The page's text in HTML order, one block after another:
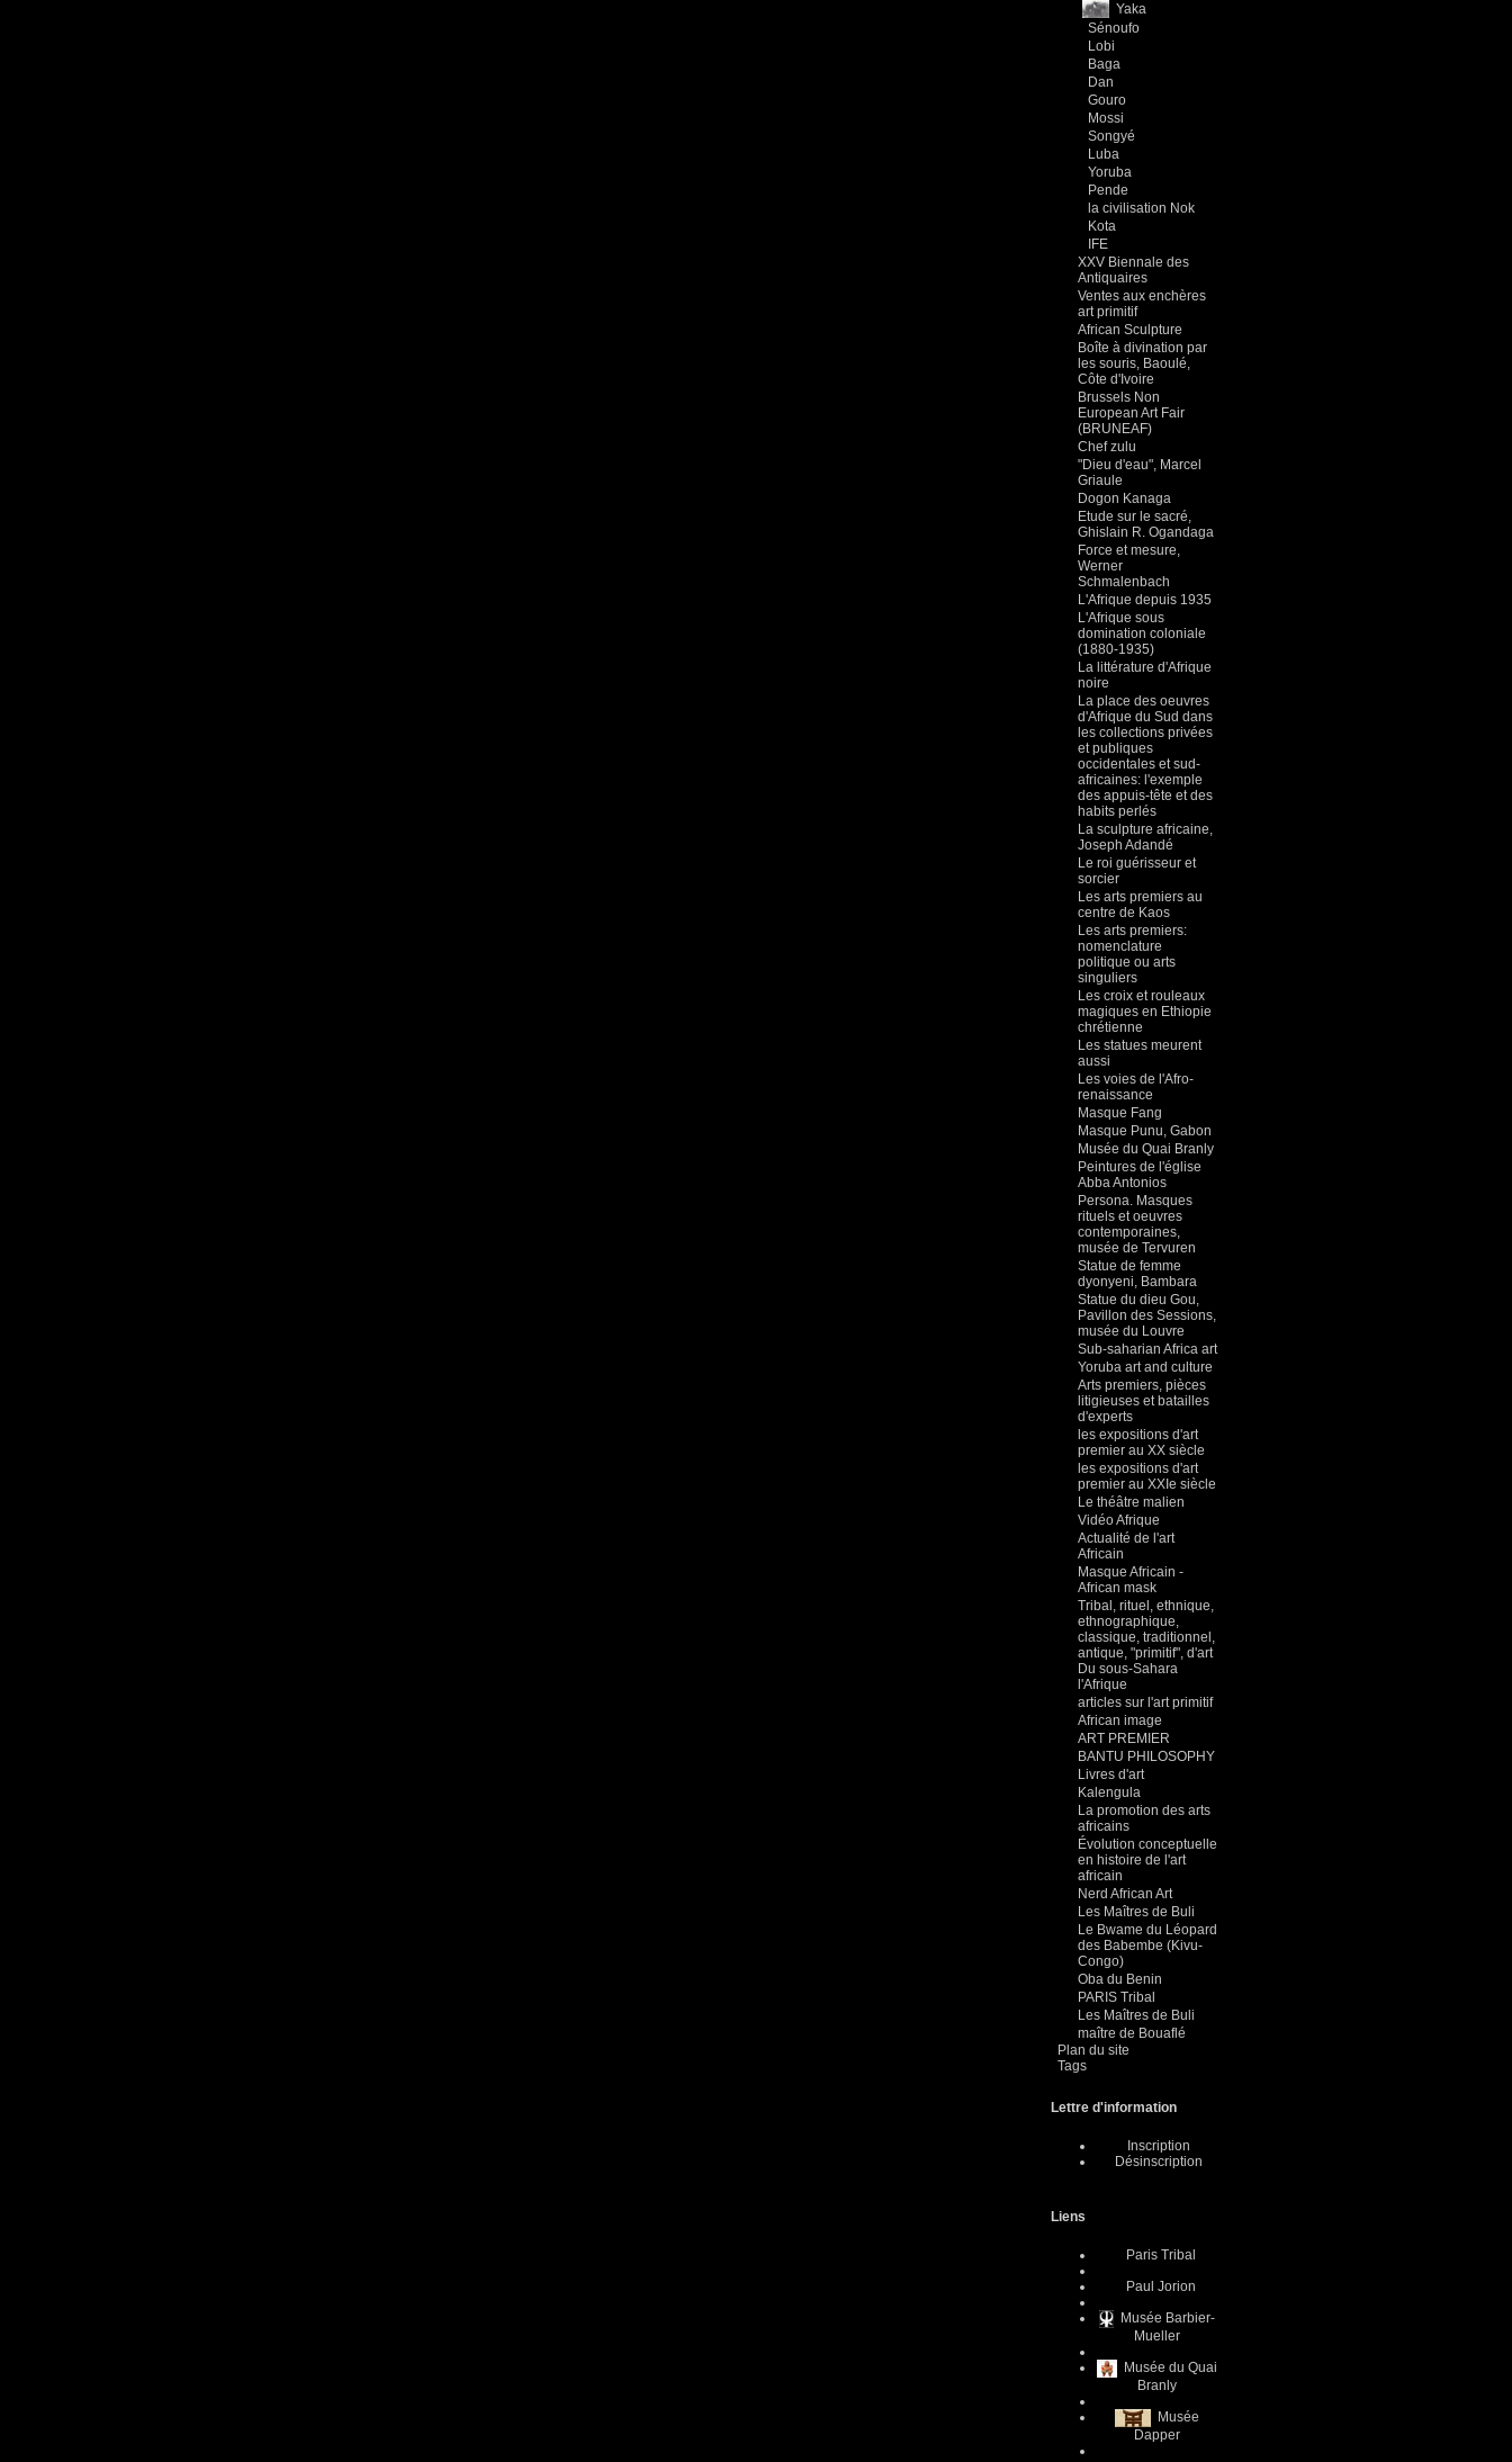
Yaka
Sénoufo
Lobi
Baga
Dan
Gouro
Mossi
Songyé
Luba
Yoruba
Pende
la civilisation Nok
Kota
IFE
XXV Biennale des
Antiquaires
Ventes aux enchères
art primitif
African Sculpture
Boîte à divination par
les souris, Baoulé,
Côte d'Ivoire
Brussels Non
European Art Fair
(BRUNEAF)
Chef zulu
"Dieu d'eau", Marcel
Griaule
Dogon Kanaga
Etude sur le sacré,
Ghislain R. Ogandaga
Force et mesure,
Werner
Schmalenbach
L'Afrique depuis 1935
L'Afrique sous
domination coloniale
(1880-1935)
La littérature d'Afrique
noire
La place des oeuvres
d'Afrique du Sud dans
les collections privées
et publiques
occidentales et sud-
africaines: l'exemple
des appuis-tête et des
habits perlés
La sculpture africaine,
Joseph Adandé
Le roi guérisseur et
sorcier
Les arts premiers au
centre de Kaos
Les arts premiers:
nomenclature
politique ou arts
singuliers
Les croix et rouleaux
magiques en Ethiopie
chrétienne
Les statues meurent
aussi
Les voies de l'Afro-
renaissance
Masque Fang
Masque Punu, Gabon
Musée du Quai Branly
Peintures de l'église
Abba Antonios
Persona. Masques
rituels et oeuvres
contemporaines,
musée de Tervuren
Statue de femme
dyonyeni, Bambara
Statue du dieu Gou,
Pavillon des Sessions,
musée du Louvre
Sub-saharian Africa art
Yoruba art and culture
Arts premiers, pièces
litigieuses et batailles
d'experts
les expositions d'art
premier au XX siècle
les expositions d'art
premier au XXIe siècle
Le théâtre malien
Vidéo Afrique
Actualité de l'art
Africain
Masque Africain -
African mask
Tribal, rituel, ethnique,
ethnographique,
classique, traditionnel,
antique, "primitif", d'art
Du sous-Sahara
l'Afrique
articles sur l'art primitif
African image
ART PREMIER
BANTU PHILOSOPHY
Livres d'art
Kalengula
La promotion des arts
africains
Évolution conceptuelle
en histoire de l'art
africain
Nerd African Art
Les Maîtres de Buli
Le Bwame du Léopard
des Babembe (Kivu-
Congo)
Oba du Benin
PARIS Tribal
Les Maîtres de Buli
maître de Bouaflé
Plan du site
Tags
Lettre d'information
Inscription
Désinscription
Liens
Paris Tribal
Paul Jorion
Musée Barbier-
Mueller
Musée du Quai
Branly
Musée
Dapper